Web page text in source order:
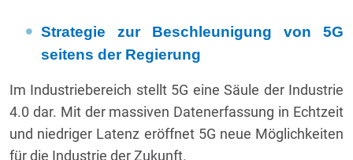
Strategie zur Beschleunigung von 5G
seitens der Regierung
Im Industriebereich stellt 5G eine Säule der Industrie
4.0 dar. Mit der massiven Datenerfassung in Echtzeit
und niedriger Latenz eröffnet 5G neue Möglichkeiten
für die Industrie der Zukunft.